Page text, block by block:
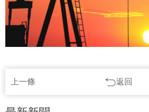
上一條 返回